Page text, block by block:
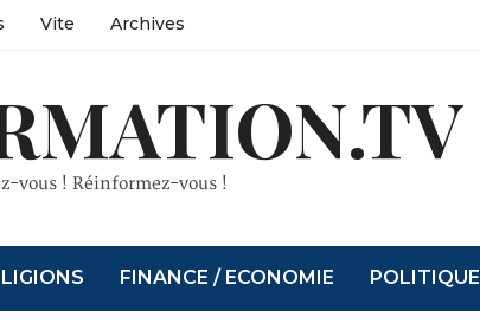
Vite Archives
vous ! Réinformez-vous !
FINANCE / ECONOMIE POLITIQUE